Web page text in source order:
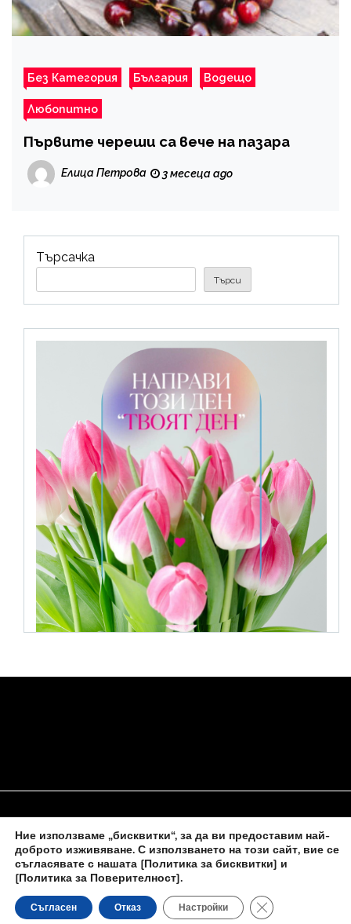
Без Категория България Водещо
Любопитно
Първите череши са вече на пазара
Елица Петрова 3 месеца ago
Търсачка
Търси
НАЧАЛО ЗА НАС ПОЛИТИКА ЗА БИСКВИТКИ
КОНТАКТИ С НАС
Новините на novinite-dnesbg.eu
Ние използваме „бисквитки“, за да ви предоставим най-
доброто изживяване. С използването на този сайт, вие се
съгласявате с нашата [Политика за бисквитки] и
[Политика за Поверителност].
Съгласен Отказ Настройки Close GDPR